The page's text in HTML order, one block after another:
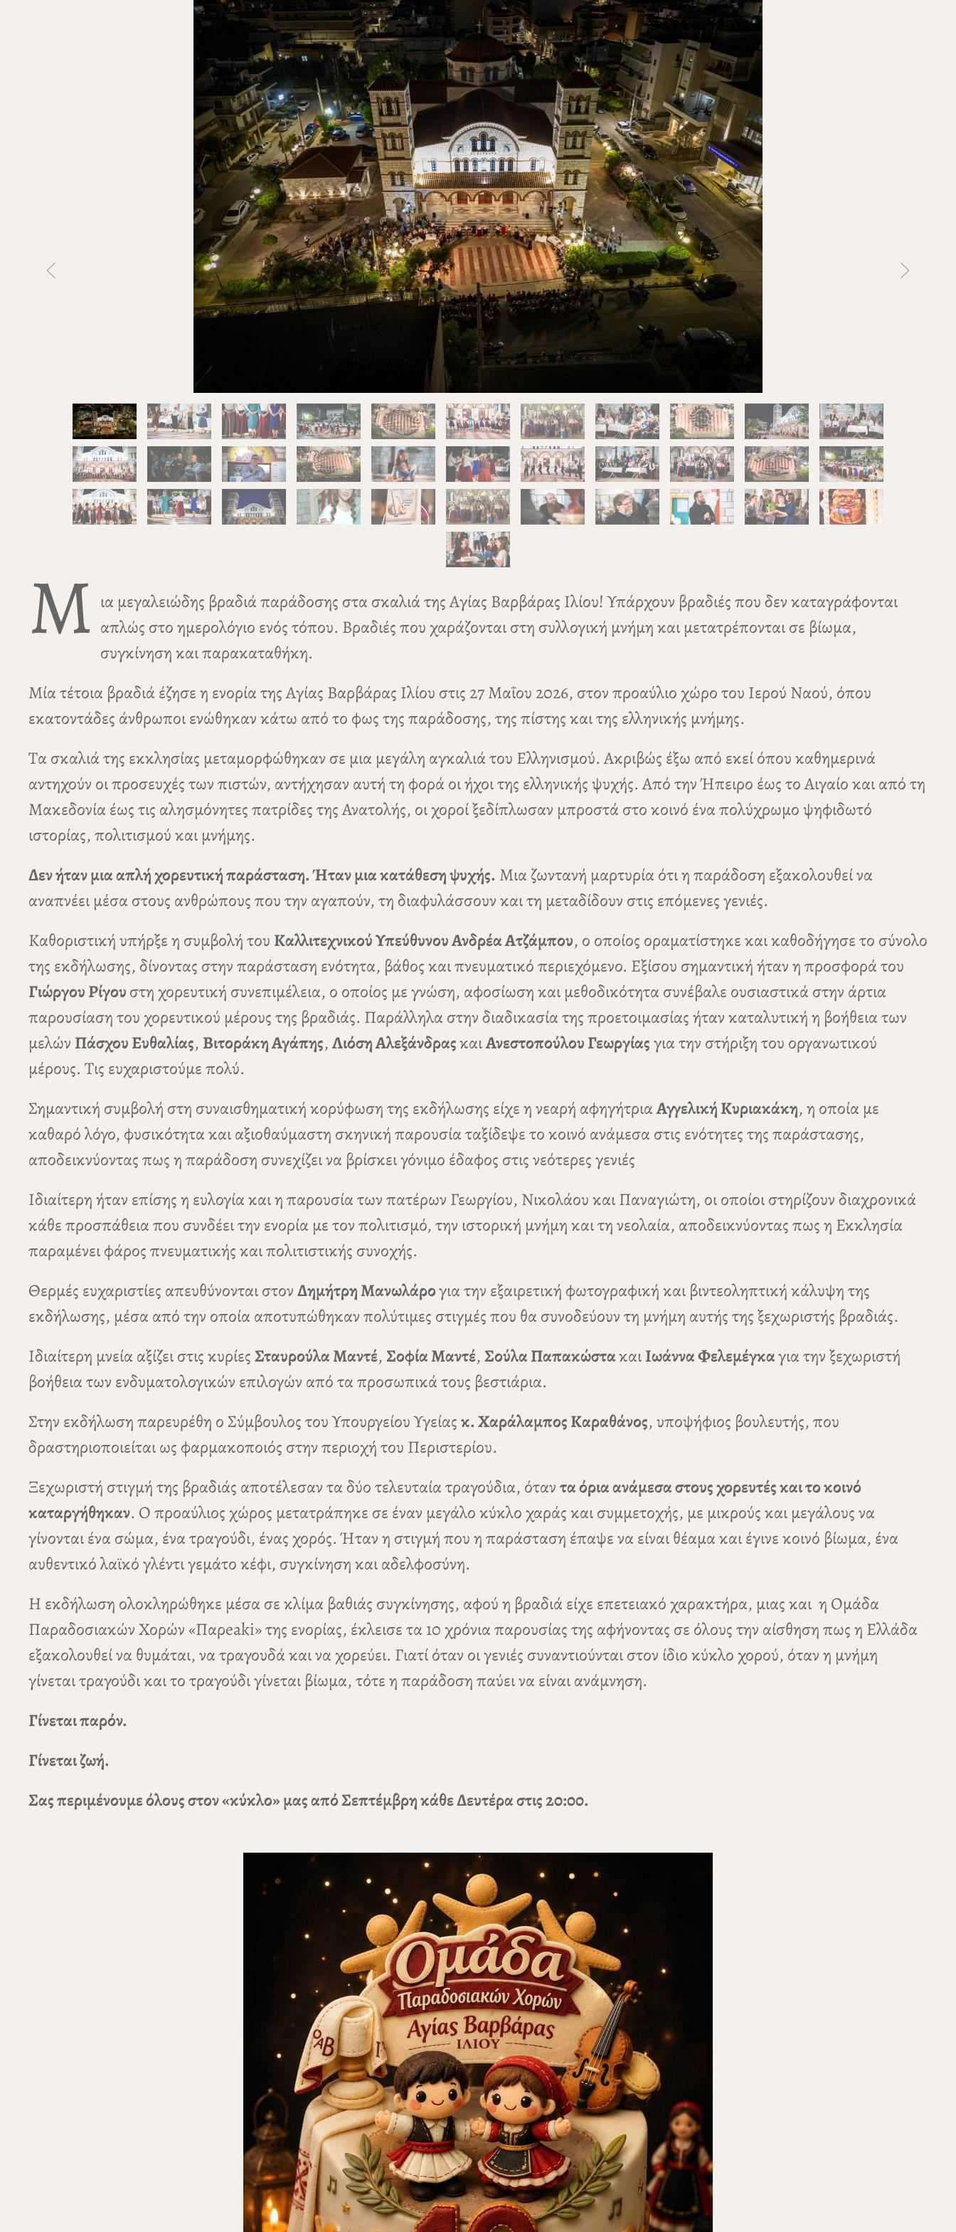
Μ ια μεγαλειώδης βραδιά παράδοσης στα σκαλιά της Αγίας Βαρβάρας Ιλίου! Υπάρχουν βραδιές που δεν καταγράφονται
απλώς στο ημερολόγιο ενός τόπου. Βραδιές που χαράζονται στη συλλογική μνήμη και μετατρέπονται σε βίωμα,
συγκίνηση και παρακαταθήκη.
Μία τέτοια βραδιά έζησε η ενορία της Αγίας Βαρβάρας Ιλίου στις 27 Μαΐου 2026, στον προαύλιο χώρο του Ιερού Ναού, όπου
εκατοντάδες άνθρωποι ενώθηκαν κάτω από το φως της παράδοσης, της πίστης και της ελληνικής μνήμης.
Τα σκαλιά της εκκλησίας μεταμορφώθηκαν σε μια μεγάλη αγκαλιά του Ελληνισμού. Ακριβώς έξω από εκεί όπου καθημερινά
αντηχούν οι προσευχές των πιστών, αντήχησαν αυτή τη φορά οι ήχοι της ελληνικής ψυχής. Από την Ήπειρο έως το Αιγαίο και από τη
Μακεδονία έως τις αλησμόνητες πατρίδες της Ανατολής, οι χοροί ξεδίπλωσαν μπροστά στο κοινό ένα πολύχρωμο ψηφιδωτό
ιστορίας, πολιτισμού και μνήμης.
Δεν ήταν μια απλή χορευτική παράσταση. Ήταν μια κατάθεση ψυχής. Μια ζωντανή μαρτυρία ότι η παράδοση εξακολουθεί να
αναπνέει μέσα στους ανθρώπους που την αγαπούν, τη διαφυλάσσουν και τη μεταδίδουν στις επόμενες γενιές.
Καθοριστική υπήρξε η συμβολή του Καλλιτεχνικού Υπεύθυνου Ανδρέα Ατζάμπου, ο οποίος οραματίστηκε και καθοδήγησε το σύνολο
της εκδήλωσης, δίνοντας στην παράσταση ενότητα, βάθος και πνευματικό περιεχόμενο. Εξίσου σημαντική ήταν η προσφορά του
Γιώργου Ρίγουστη χορευτική συνεπιμέλεια, ο οποίος με γνώση, αφοσίωση και μεθοδικότητα συνέβαλε ουσιαστικά στην άρτια
παρουσίαση του χορευτικού μέρους της βραδιάς. Παράλληλα στην διαδικασία της προετοιμασίας ήταν καταλυτική η βοήθεια των
μελών Πάσχου Ευθαλίας, Βιτοράκη Αγάπης,Λιόση ΑλεξάνδραςκαιΑνεστοπούλου Γεωργίαςγια την στήριξη του οργανωτικού
μέρους. Τις ευχαριστούμε πολύ.
Σημαντική συμβολή στη συναισθηματική κορύφωση της εκδήλωσης είχε η νεαρή αφηγήτριαΑγγελική Κυριακάκη, η οποία με
καθαρό λόγο, φυσικότητα και αξιοθαύμαστη σκηνική παρουσία ταξίδεψε το κοινό ανάμεσα στις ενότητες της παράστασης,
αποδεικνύοντας πως η παράδοση συνεχίζει να βρίσκει γόνιμο έδαφος στις νεότερες γενιές
Ιδιαίτερη ήταν επίσης η ευλογία και η παρουσία των πατέρων Γεωργίου, Νικολάου και Παναγιώτη, οι οποίοι στηρίζουν διαχρονικά
κάθε προσπάθεια που συνδέει την ενορία με τον πολιτισμό, την ιστορική μνήμη και τη νεολαία, αποδεικνύοντας πως η Εκκλησία
παραμένει φάρος πνευματικής και πολιτιστικής συνοχής.
Θερμές ευχαριστίες απευθύνονται στονΔημήτρη Μανωλάρογια την εξαιρετική φωτογραφική και βιντεοληπτική κάλυψη της
εκδήλωσης, μέσα από την οποία αποτυπώθηκαν πολύτιμες στιγμές που θα συνοδεύουν τη μνήμη αυτής της ξεχωριστής βραδιάς.
Ιδιαίτερη μνεία αξίζει στις κυρίεςΣταυρούλα Μαντέ,Σοφία Μαντέ,Σούλα ΠαπακώστακαιΙωάννα Φελεμέγκαγια την ξεχωριστή
βοήθεια των ενδυματολογικών επιλογών από τα προσωπικά τους βεστιάρια.
Στην εκδήλωση παρευρέθη ο Σύμβουλος του Υπουργείου Υγείαςκ. Χαράλαμπος Καραθάνος, υποψήφιος βουλευτής, που
δραστηριοποιείται ως φαρμακοποιός στην περιοχή του Περιστερίου.
Ξεχωριστή στιγμή της βραδιάς αποτέλεσαν τα δύο τελευταία τραγούδια, όταντα όρια ανάμεσα στους χορευτές και το κοινό
καταργήθηκαν. Ο προαύλιος χώρος μετατράπηκε σε έναν μεγάλο κύκλο χαράς και συμμετοχής, με μικρούς και μεγάλους να
γίνονται ένα σώμα, ένα τραγούδι, ένας χορός. Ήταν η στιγμή που η παράσταση έπαψε να είναι θέαμα και έγινε κοινό βίωμα, ένα
αυθεντικό λαϊκό γλέντι γεμάτο κέφι, συγκίνηση και αδελφοσύνη.
Η εκδήλωση ολοκληρώθηκε μέσα σε κλίμα βαθιάς συγκίνησης, αφού η βραδιά είχε επετειακό χαρακτήρα, μιας και η Ομάδα
Παραδοσιακών Χορών «Παρeaki» της ενορίας, έκλεισε τα 10 χρόνια παρουσίας της αφήνοντας σε όλους την αίσθηση πως η Ελλάδα
εξακολουθεί να θυμάται, να τραγουδά και να χορεύει. Γιατί όταν οι γενιές συναντιούνται στον ίδιο κύκλο χορού, όταν η μνήμη
γίνεται τραγούδι και το τραγούδι γίνεται βίωμα, τότε η παράδοση παύει να είναι ανάμνηση.
Γίνεται παρόν.
Γίνεται ζωή.
Σας περιμένουμε όλους στον «κύκλο» μας από Σεπτέμβρη κάθε Δευτέρα στις 20:00.